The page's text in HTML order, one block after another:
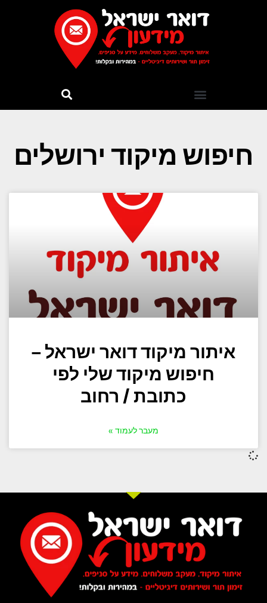
חיפוש מיקוד ירושלים
איתור מיקוד דואר ישראל –
חיפוש מיקוד שלי לפי
כתובת / רחוב
מעבר לעמוד »